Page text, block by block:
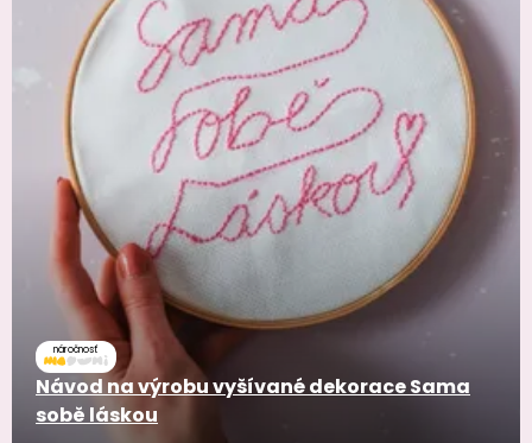
náročnosť
Návod na výrobu vyšívané dekorace Sama
sobě láskou